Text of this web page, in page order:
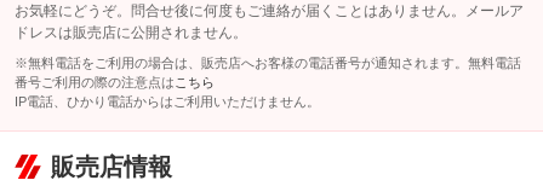
レンタカーアップ
：装備なし 展示・試乗車
：装備なし
：装備なし
ローダウン
：装備なし ランフラットタイヤ
：装備なし
パワーシート
：装備なし 3列シート
：装備なし
ベンチシート
：装備なし ：装備あり
：装備なし
お気軽にどうぞ。問合せ後に何度もご連絡が届くことはありません。メールア
ドレスは販売店に公開されません。
※無料電話をご利用の場合は、販売店へお客様の電話番号が通知されます。無料電話
番号ご利用の際の注意点は こちら
IP電話、ひかり電話からはご利用いただけません。
販売店情報